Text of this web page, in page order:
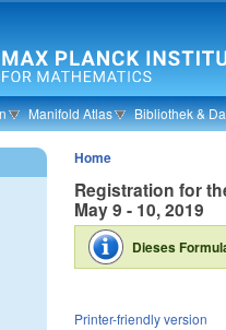
Manifold Atlas Bibliothek &
Home
Registration for
May 9 - 10, 2019
Dieses
Printer-friendly version